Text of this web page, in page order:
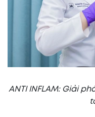
ANTI INFLAM: Giải